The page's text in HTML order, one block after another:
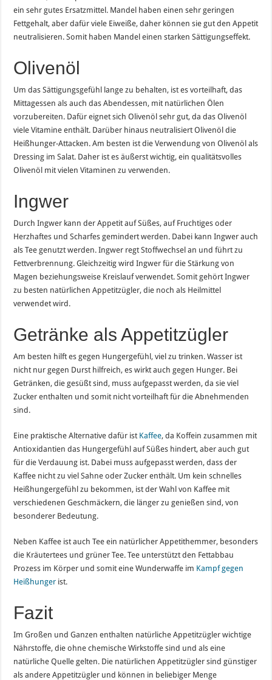
ein sehr gutes Ersatzmittel. Mandel haben einen sehr geringen
Fettgehalt, aber dafür viele Eiweiße, daher können sie gut den Appetit
neutralisieren. Somit haben Mandel einen starken Sättigungseffekt.
Olivenöl
Um das Sättigungsgefühl lange zu behalten, ist es vorteilhaft, das
Mittagessen als auch das Abendessen, mit natürlichen Ölen
vorzubereiten. Dafür eignet sich Olivenöl sehr gut, da das Olivenöl
viele Vitamine enthält. Darüber hinaus neutralisiert Olivenöl die
Heißhunger-Attacken. Am besten ist die Verwendung von Olivenöl als
Dressing im Salat. Daher ist es äußerst wichtig, ein qualitätsvolles
Olivenöl mit vielen Vitaminen zu verwenden.
Ingwer
Durch Ingwer kann der Appetit auf Süßes, auf Fruchtiges oder
Herzhaftes und Scharfes gemindert werden. Dabei kann Ingwer auch
als Tee genutzt werden. Ingwer regt Stoffwechsel an und führt zu
Fettverbrennung. Gleichzeitig wird Ingwer für die Stärkung von
Magen beziehungsweise Kreislauf verwendet. Somit gehört Ingwer
zu besten natürlichen Appetitzügler, die noch als Heilmittel
verwendet wird.
Getränke als Appetitzügler
Am besten hilft es gegen Hungergefühl, viel zu trinken. Wasser ist
nicht nur gegen Durst hilfreich, es wirkt auch gegen Hunger. Bei
Getränken, die gesüßt sind, muss aufgepasst werden, da sie viel
Zucker enthalten und somit nicht vorteilhaft für die Abnehmenden
sind.
Eine praktische Alternative dafür ist Kaffee, da Koffein zusammen mit
Antioxidantien das Hungergefühl auf Süßes hindert, aber auch gut
für die Verdauung ist. Dabei muss aufgepasst werden, dass der
Kaffee nicht zu viel Sahne oder Zucker enthält. Um kein schnelles
Heißhungergefühl zu bekommen, ist der Wahl von Kaffee mit
verschiedenen Geschmäckern, die länger zu genießen sind, von
besonderer Bedeutung.
Neben Kaffee ist auch Tee ein natürlicher Appetithemmer, besonders
die Kräutertees und grüner Tee. Tee unterstützt den Fettabbau
Prozess im Körper und somit eine Wunderwaffe im Kampf gegen
Heißhunger ist.
Fazit
Im Großen und Ganzen enthalten natürliche Appetitzügler wichtige
Nährstoffe, die ohne chemische Wirkstoffe sind und als eine
natürliche Quelle gelten. Die natürlichen Appetitzügler sind günstiger
als andere Appetitzügler und können in beliebiger Menge